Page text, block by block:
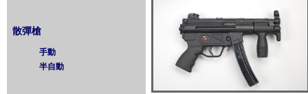
散彈槍
手動
半自動